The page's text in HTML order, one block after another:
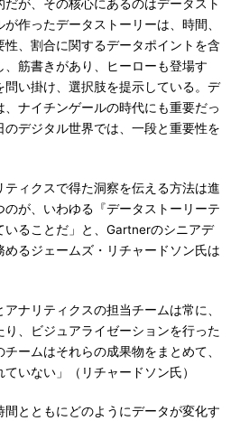
が、その核心にあるのはデータスト
作ったデータストーリーは、時間、
、割合に関するデータポイントを含
、筋書きがあり、ヒーローも登場す
問い掛け、選択肢を提示している。デ
ナイチンゲールの時代にも重要だっ
デジタル世界では、一段と重要性を
ィクスで得た洞察を伝える方法は進
が、いわゆる『データストーリーテ
いることだ」と、Gartnerのシニアデ
めるジェームズ・リチャードソン氏は
ナリティクスの担当チームは常に、
り、ビジュアライゼーションを行った
ームはそれらの成果物をまとめて、
いない」（リチャードソン氏）
とともにどのようにデータが変化す